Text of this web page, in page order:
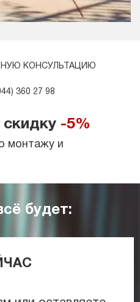
КОНСУЛЬТАЦИЮ
360 27 98
скидку -5%
монтажу и
будет: